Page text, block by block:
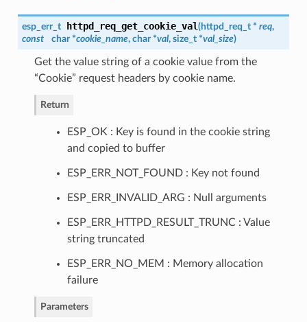
esp_err_t httpd_req_get_cookie_val(httpd_req_t* req,
const
char *cookie_name, char *val, size_t *val_size)
Get the value string of a cookie value from the
“Cookie” request headers by cookie name.
Return
ESP_OK : Key is found in the cookie string
and copied to buffer
ESP_ERR_NOT_FOUND : Key not found
ESP_ERR_INVALID_ARG : Null arguments
ESP_ERR_HTTPD_RESULT_TRUNC : Value
string truncated
ESP_ERR_NO_MEM : Memory allocation
failure
Parameters